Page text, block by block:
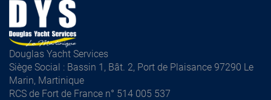
Douglas Yacht Services
Siège Social : Bassin 1, Bât. 2, Port de Plaisance 97290 Le
Marin, Martinique
RCS de Fort de France n° 514 005 537